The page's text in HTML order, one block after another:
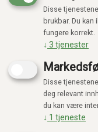
Produkter
Kategorier
Viser 22 produkter
Disse
brukbar. Du kan
fungere korrekt.
↓ 3 tjenester
Disse
deg relevant
du kan være
↓ 1 tjeneste